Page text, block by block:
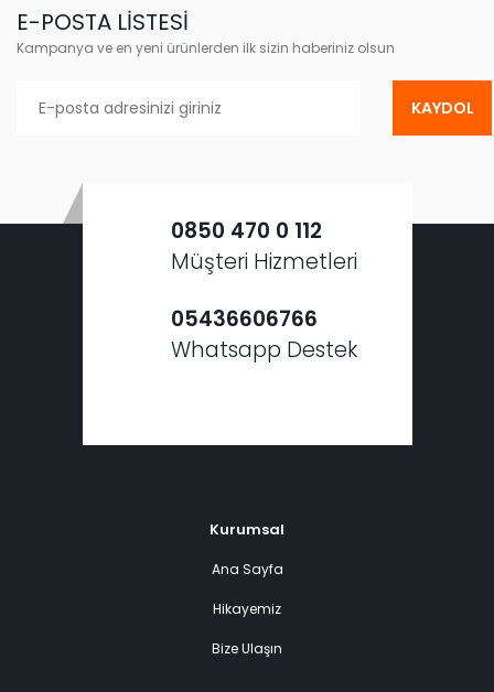
E-POSTA LİSTESİ
Kampanya ve en yeni ürünlerden ilk sizin haberiniz olsun
KAYDOL
0850 470 0 112
Müşteri Hizmetleri
05436606766
Whatsapp Destek
Kurumsal
Ana Sayfa
Hikayemiz
Bize Ulaşın